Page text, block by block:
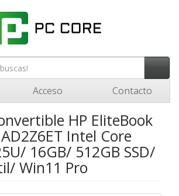
Acceso Contacto
HP EliteBook
Intel Core
16GB/ 512GB SSD/
Win11 Pro